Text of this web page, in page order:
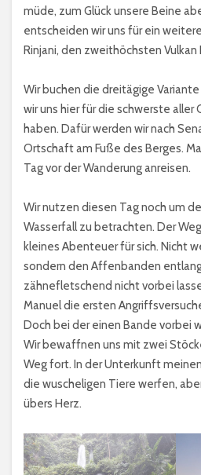
müde, zum Glück unsere Beine
entscheiden wir uns für ein
Rinjani, den zweithöchsten Vulkan
Wir buchen die dreitägige
wir uns hier für die schwerste
haben. Dafür werden wir nach
Ortschaft am Fuße des Berges.
Tag vor der Wanderung anreisen.
Wir nutzen diesen Tag noch um
Wasserfall zu betrachten. Der
kleines Abenteuer für sich. Nicht
sondern den Affenbanden
zähnefletschend nicht vorbei
Manuel die ersten
Doch bei der einen Bande vorbei
Wir bewaffnen uns mit zwei
Weg fort. In der Unterkunft
die wuscheligen Tiere werfen,
übers Herz.